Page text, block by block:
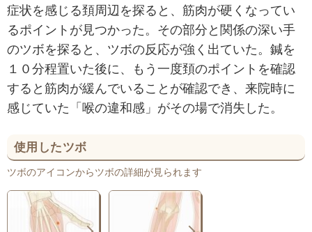
症状を感じる頚周辺を探ると、筋肉が硬くなってい
るポイントが見つかった。その部分と関係の深い手
のツボを探ると、ツボの反応が強く出ていた。鍼を
１０分程置いた後に、もう一度頚のポイントを確認
すると筋肉が緩んでいることが確認でき、来院時に
感じていた「喉の違和感」がその場で消失した。
使用したツボ
ツボのアイコンからツボの詳細が見られます